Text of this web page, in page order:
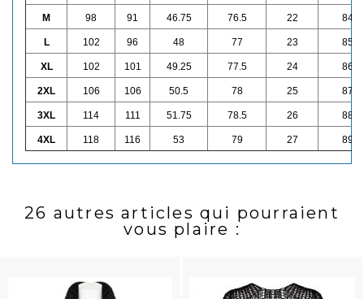
M 98 91 46.75 76.5 22 84
L 102 96 48 77 23 85
XL 102 101 49.25 77.5 24 86
2XL 106 106 50.5 78 25 87
3XL 114 111 51.75 78.5 26 88
4XL 118 116 53 79 27 89
26 autres articles qui pourraient
vous plaire :